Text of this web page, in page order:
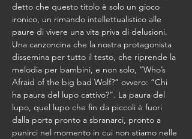
detto che questo titolo è solo un gioco
ironico, un rimando intellettualistico alle
paure di vivere una vita priva di delusioni.
Una canzoncina che la nostra protagonista
dissemina per tutto il testo, che riprende la
melodia per bambini, e non solo, “Who’s
Afraid of the big bad Wolf?” ovvero: “Chi
ha paura del lupo cattivo?”. La paura del
lupo, quel lupo che fin da piccoli è fuori
dalla porta pronto a sbranarci, pronto a
punirci nel momento in cui non stiamo nelle